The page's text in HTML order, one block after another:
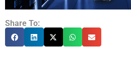
Share To: